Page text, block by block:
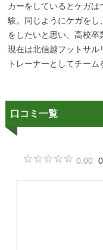
カーをしているとケガ
験。同じようにケガをし
をしたいと思い、高校卒
現在は北信越フットサル
トレーナーとしてチーム
口コミ一覧
0.00